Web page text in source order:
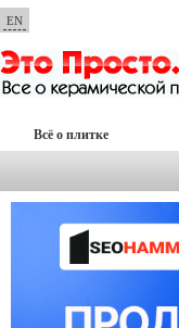
EN
Всё о плитке